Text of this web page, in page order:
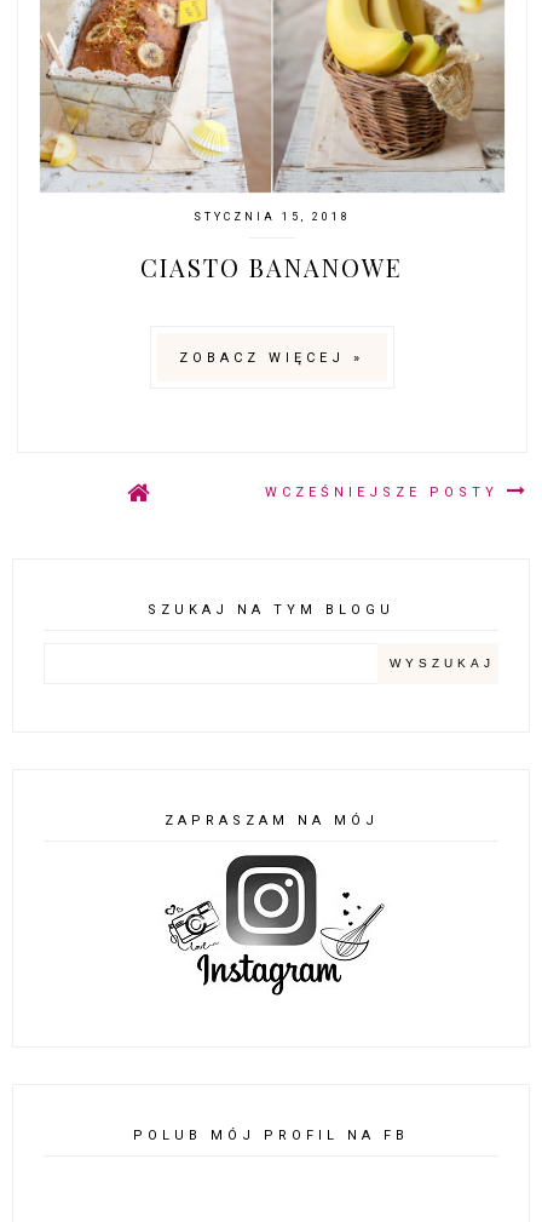
STYCZNIA 15, 2018
CIASTO BANANOWE
ZOBACZ WIĘCEJ »
WCZEŚNIEJSZE POSTY
SZUKAJ NA TYM BLOGU
ZAPRASZAM NA MÓJ
POLUB MÓJ PROFIL NA FB